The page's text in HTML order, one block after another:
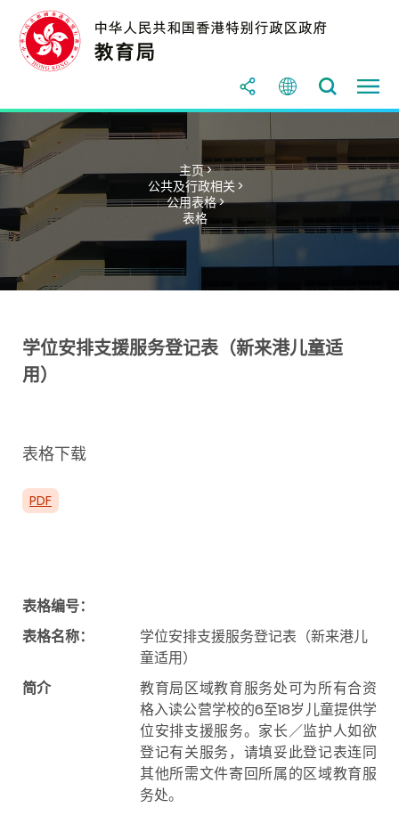
主页 >
公共及行政相关 >
公用表格 >
表格
学位安排支援服务登记表（新来港儿童适
用）
表格下载
PDF
表格编号：
表格名称：
学位安排支援服务登记表（新来港儿
童适用）
简介
教育局区域教育服务处可为所有合资
格入读公营学校的6至18岁儿童提供学
位安排支援服务。家长／监护人如欲
登记有关服务，请填妥此登记表连同
其他所需文件寄回所属的区域教育服
务处。